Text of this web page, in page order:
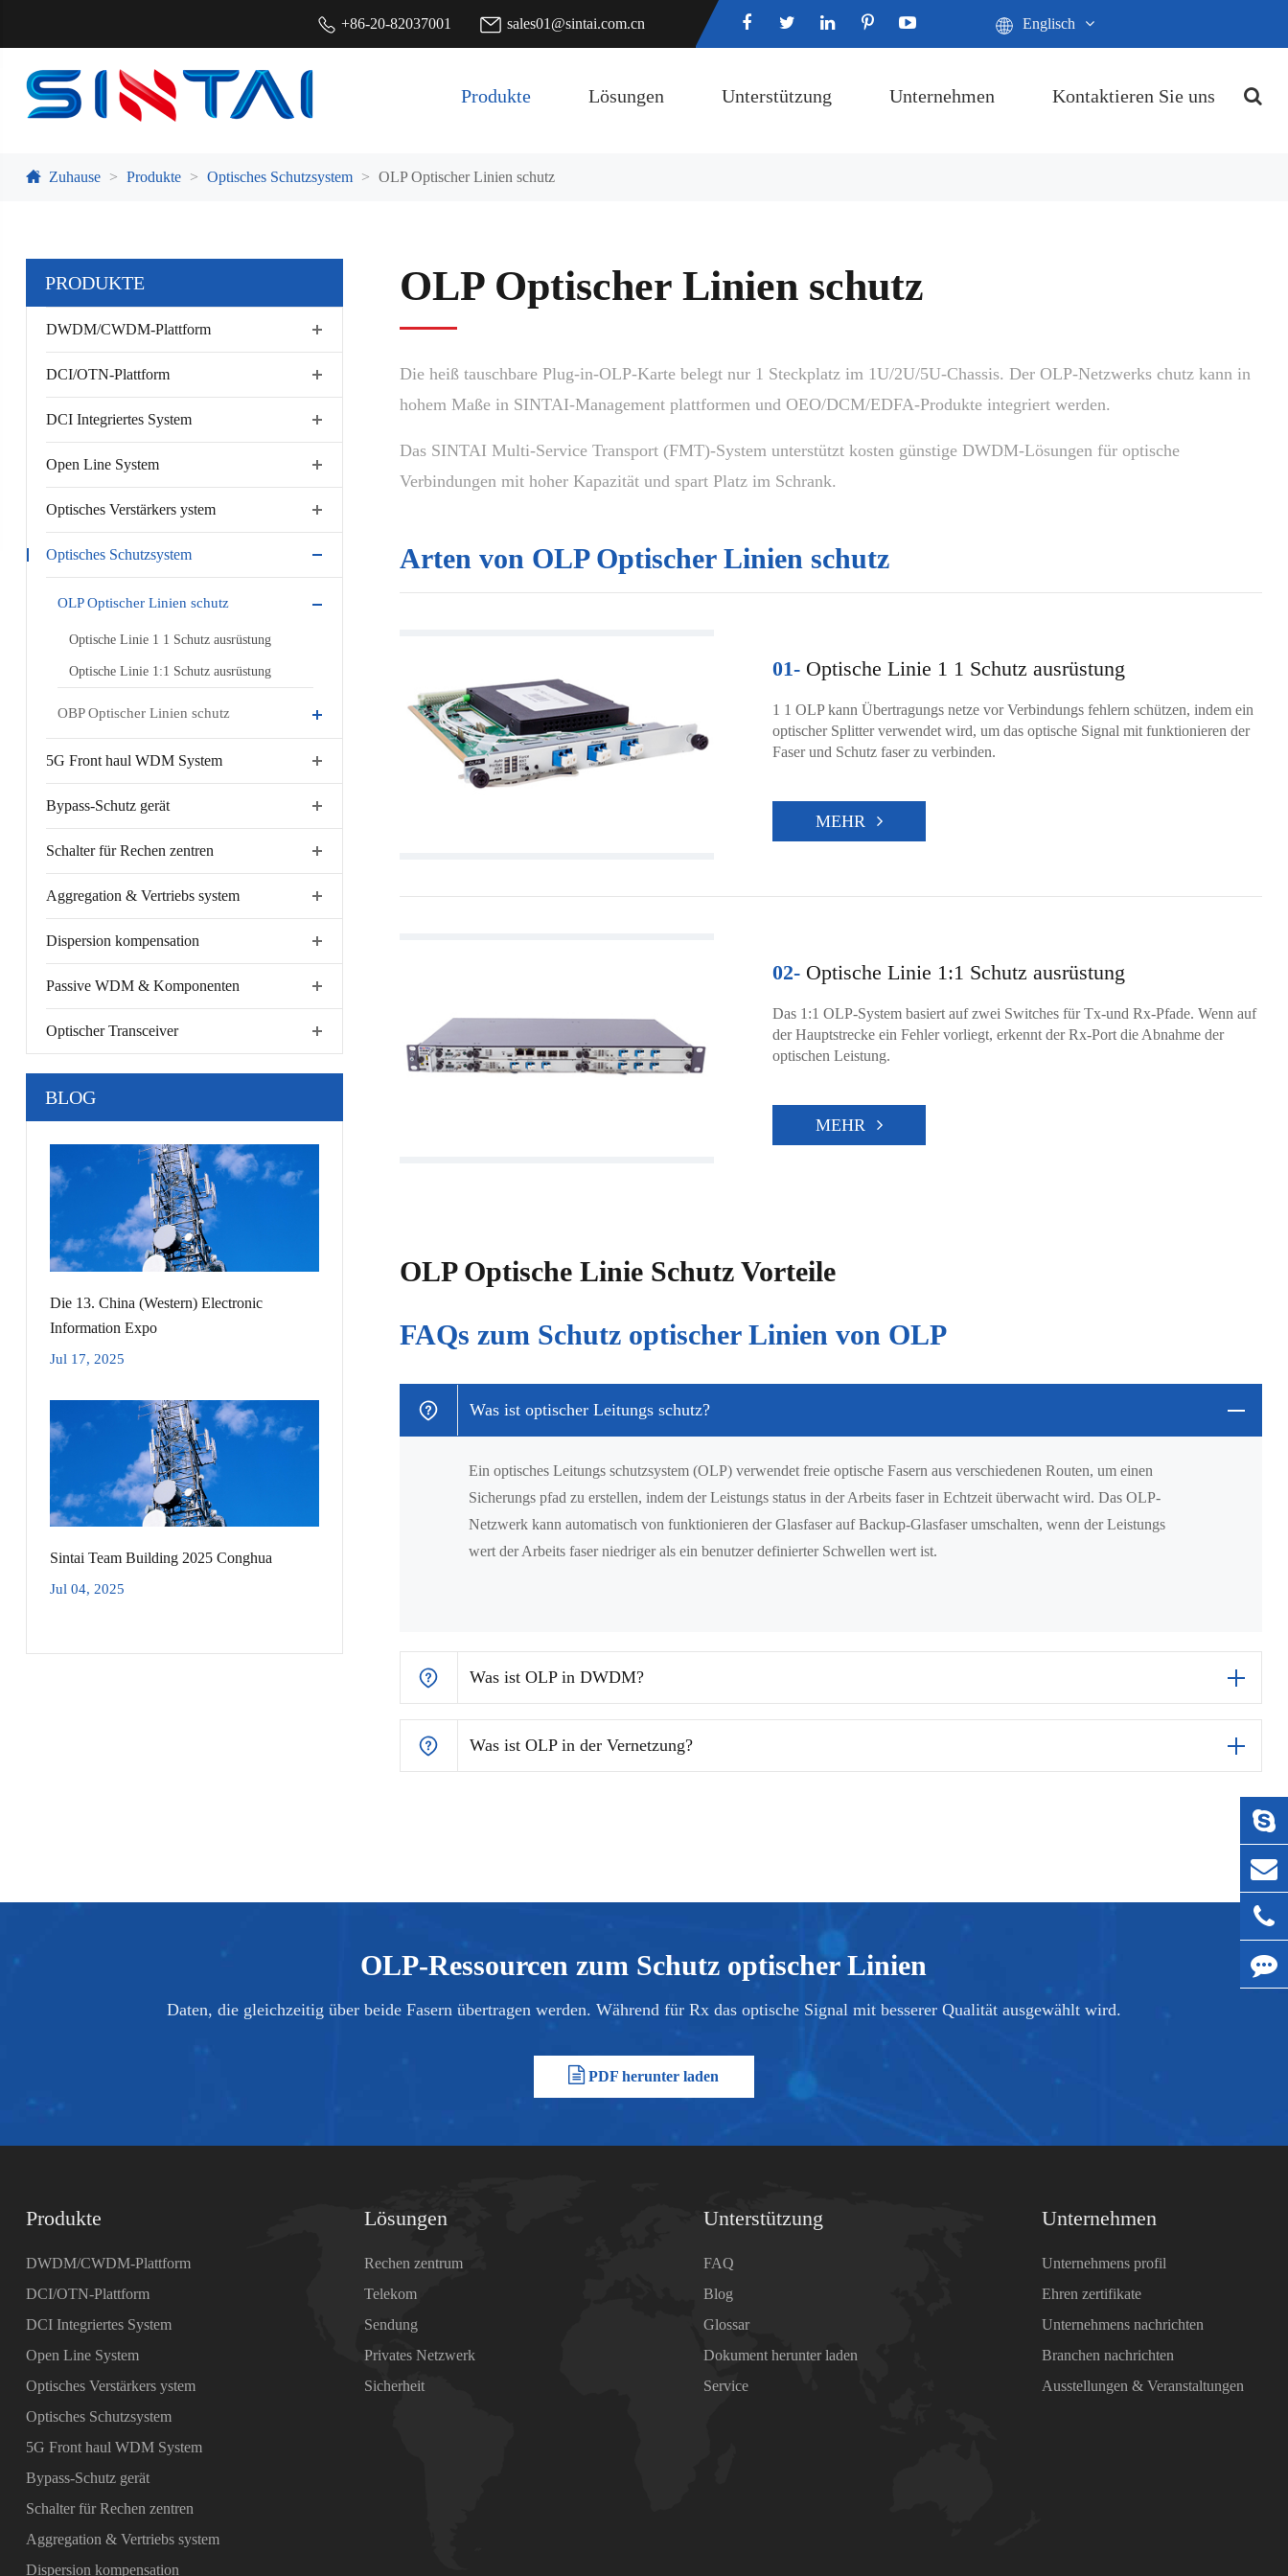
+86-20-82037001 sales01@sintai.com.cn Englisch
Produkte Lösungen Unterstützung Unternehmen Kontaktieren Sie uns
Zuhause Produkte Optisches Schutzsystem OLP Optischer Linien schutz
PRODUKTE
DWDM/CWDM-Plattform
DCI/OTN-Plattform
DCI Integriertes System
Open Line System
Optisches Verstärkers ystem
Optisches Schutzsystem
OLP Optischer Linien schutz
Optische Linie 1 1 Schutz ausrüstung
Optische Linie 1:1 Schutz ausrüstung
OBP Optischer Linien schutz
5G Front haul WDM System
Bypass-Schutz gerät
Schalter für Rechen zentren
Aggregation & Vertriebs system
Dispersion kompensation
Passive WDM & Komponenten
Optischer Transceiver
BLOG
Die 13. China (Western) Electronic
Information Expo
Jul 17, 2025
Sintai Team Building 2025 Conghua
Jul 04, 2025
OLP Optischer Linien schutz
Die heiß tauschbare Plug-in-OLP-Karte belegt nur 1 Steckplatz im 1U/2U/5U-Chassis. Der OLP-Netzwerks chutz kann in
hohem Maße in SINTAI-Management plattformen und OEO/DCM/EDFA-Produkte integriert werden.
Das SINTAI Multi-Service Transport (FMT)-System unterstützt kosten günstige DWDM-Lösungen für optische
Verbindungen mit hoher Kapazität und spart Platz im Schrank.
Arten von OLP Optischer Linien schutz
01-Optische Linie 1 1 Schutz ausrüstung
1 1 OLP kann Übertragungs netze vor Verbindungs fehlern schützen, indem ein
optischer Splitter verwendet wird, um das optische Signal mit funktionieren der
Faser und Schutz faser zu verbinden.
MEHR
02-Optische Linie 1:1 Schutz ausrüstung
Das 1:1 OLP-System basiert auf zwei Switches für Tx-und Rx-Pfade. Wenn auf
der Hauptstrecke ein Fehler vorliegt, erkennt der Rx-Port die Abnahme der
optischen Leistung.
MEHR
OLP Optische Linie Schutz Vorteile
FAQs zum Schutz optischer Linien von OLP
Was ist optischer Leitungs schutz?
Ein optisches Leitungs schutzsystem (OLP) verwendet freie optische Fasern aus verschiedenen Routen, um einen
Sicherungs pfad zu erstellen, indem der Leistungs status in der Arbeits faser in Echtzeit überwacht wird. Das OLP-
Netzwerk kann automatisch von funktionieren der Glasfaser auf Backup-Glasfaser umschalten, wenn der Leistungs
wert der Arbeits faser niedriger als ein benutzer definierter Schwellen wert ist.
Was ist OLP in DWDM?
Was ist OLP in der Vernetzung?
OLP-Ressourcen zum Schutz optischer Linien
Daten, die gleichzeitig über beide Fasern übertragen werden. Während für Rx das optische Signal mit besserer Qualität ausgewählt wird.
PDF herunter laden
Produkte
DWDM/CWDM-Plattform
DCI/OTN-Plattform
DCI Integriertes System
Open Line System
Optisches Verstärkers ystem
Optisches Schutzsystem
5G Front haul WDM System
Bypass-Schutz gerät
Schalter für Rechen zentren
Aggregation & Vertriebs system
Dispersion kompensation
Lösungen
Rechen zentrum
Telekom
Sendung
Privates Netzwerk
Sicherheit
Unterstützung
FAQ
Blog
Glossar
Dokument herunter laden
Service
Unternehmen
Unternehmens profil
Ehren zertifikate
Unternehmens nachrichten
Branchen nachrichten
Ausstellungen & Veranstaltungen